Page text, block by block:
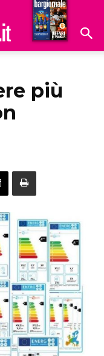
Hoteldomani
più